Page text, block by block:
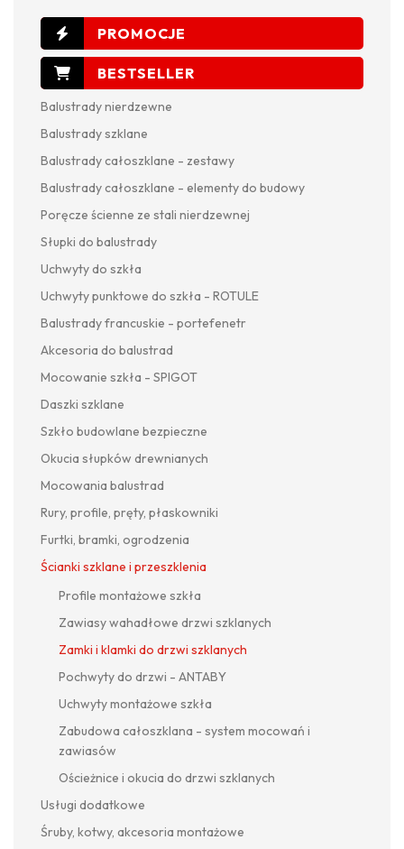
Balustrady nierdzewne
Balustrady szklane
Balustrady całoszklane - zestawy
Balustrady całoszklane - elementy do budowy
Poręcze ścienne ze stali nierdzewnej
Słupki do balustrady
Uchwyty do szkła
Uchwyty punktowe do szkła - ROTULE
Balustrady francuskie - portefenetr
Akcesoria do balustrad
Mocowanie szkła - SPIGOT
Daszki szklane
Szkło budowlane bezpieczne
Okucia słupków drewnianych
Mocowania balustrad
Rury, profile, pręty, płaskowniki
Furtki, bramki, ogrodzenia
Ścianki szklane i przeszklenia
Profile montażowe szkła
Zawiasy wahadłowe drzwi szklanych
Zamki i klamki do drzwi szklanych
Pochwyty do drzwi - ANTABY
Uchwyty montażowe szkła
Zabudowa całoszklana - system mocowań i
zawiasów
Ościeżnice i okucia do drzwi szklanych
Usługi dodatkowe
Śruby, kotwy, akcesoria montażowe